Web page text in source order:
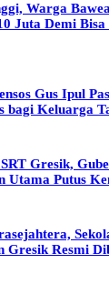
Warga
Juta Demi
Gus Ipul
bagi Keluarga
Gresik,
Utama Putus
Gresik Resmi